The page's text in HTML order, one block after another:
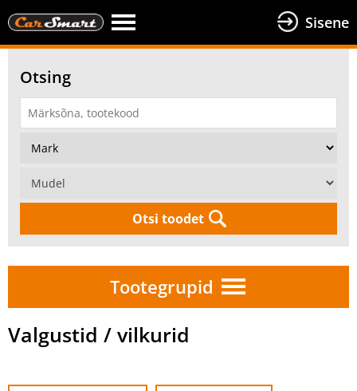
Sisene
Otsing
Otsi toodet
Tootegrupid
Valgustid / vilkurid